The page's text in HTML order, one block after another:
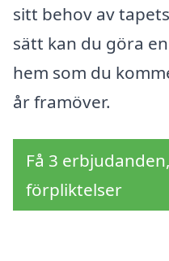
sitt behov av
sätt kan du göra
hem som du
år framöver.
Få 3
förpliktelser